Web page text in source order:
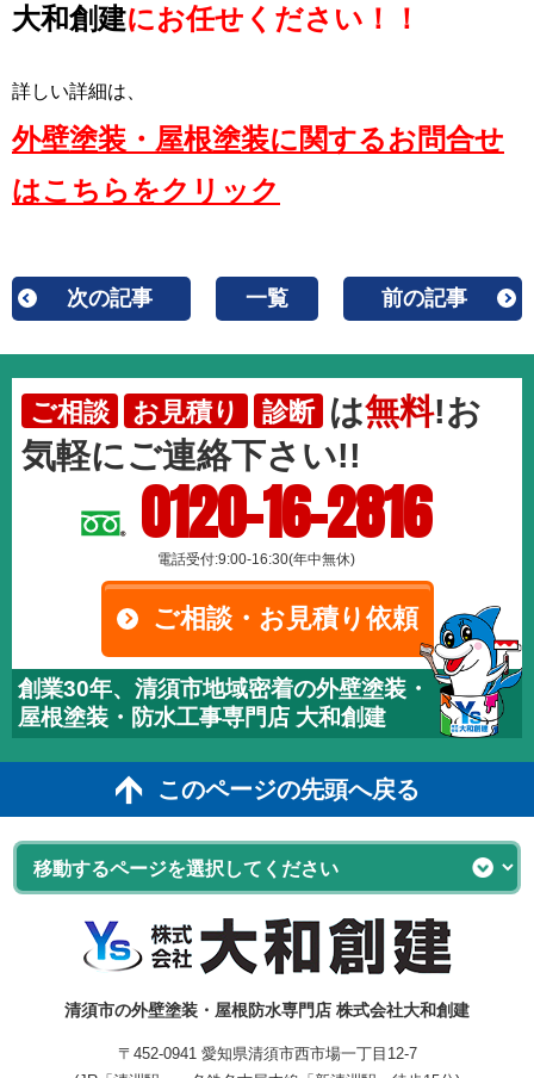
大和創建にお任せください！！
詳しい詳細は、
外壁塗装・屋根塗装に関するお問合せ
はこちらをクリック
次の記事 一覧 前の記事
ご相談 お見積り 診断 は無料!お
気軽にご連絡下さい!!
0120-16-2816
電話受付:9:00-16:30(年中無休)
ご相談・お見積り依頼
創業30年、清須市地域密着の外壁塗装・
屋根塗装・防水工事専門店 大和創建
このページの先頭へ戻る
清須市の外壁塗装・屋根防水専門店 株式会社大和創建
〒452-0941 愛知県清須市西市場一丁目12-7